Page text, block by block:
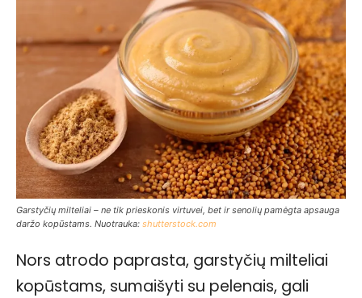
Garstyčių milteliai – ne tik prieskonis virtuvei, bet ir senolių pamėgta apsauga
daržo kopūstams. Nuotrauka: shutterstock.com
Nors atrodo paprasta, garstyčių milteliai
kopūstams, sumaišyti su pelenais, gali